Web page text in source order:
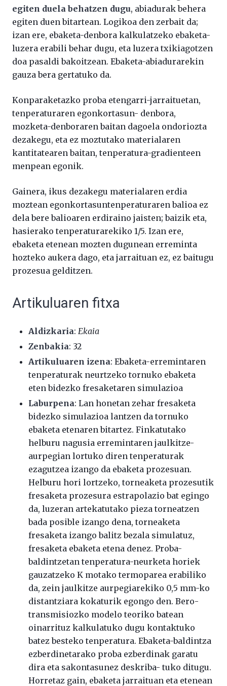
egiten duela behatzen dugu, abiadurak behera
egiten duen bitartean. Logikoa den zerbait da;
izan ere, ebaketa-denbora kalkulatzeko ebaketa-
luzera erabili behar dugu, eta luzera txikiagotzen
doa pasaldi bakoitzean. Ebaketa-abiadurarekin
gauza bera gertatuko da.
Konparaketazko proba etengarri-jarraituetan,
tenperaturaren egonkortasun- denbora,
mozketa-denboraren baitan dagoela ondoriozta
dezakegu, eta ez moztutako materialaren
kantitatearen baitan, tenperatura-gradienteen
menpean egonik.
Gainera, ikus dezakegu materialaren erdia
moztean egonkortasuntenperaturaren balioa ez
dela bere balioaren erdiraino jaisten; baizik eta,
hasierako tenperaturarekiko 1/5. Izan ere,
ebaketa etenean mozten dugunean erreminta
hozteko aukera dago, eta jarraituan ez, ez baitugu
prozesua gelditzen.
Artikuluaren fitxa
Aldizkaria: Ekaia
Zenbakia: 32
Artikuluaren izena: Ebaketa-erremintaren
tenperaturak neurtzeko tornuko ebaketa
eten bidezko fresaketaren simulazioa
Laburpena: Lan honetan zehar fresaketa
bidezko simulazioa lantzen da tornuko
ebaketa etenaren bitartez. Finkatutako
helburu nagusia erremintaren jaulkitze-
aurpegian lortuko diren tenperaturak
ezagutzea izango da ebaketa prozesuan.
Helburu hori lortzeko, torneaketa prozesutik
fresaketa prozesura estrapolazio bat egingo
da, luzeran artekatutako pieza torneatzen
bada posible izango dena, torneaketa
fresaketa izango balitz bezala simulatuz,
fresaketa ebaketa etena denez. Proba-
baldintzetan tenperatura-neurketa horiek
gauzatzeko K motako termoparea erabiliko
da, zein jaulkitze aurpegiarekiko 0,5 mm-ko
distantziara kokaturik egongo den. Bero-
transmisiozko modelo teoriko batean
oinarrituz kalkulatuko dugu kontaktuko
batez besteko tenperatura. Ebaketa-baldintza
ezberdinetarako proba ezberdinak garatu
dira eta sakontasunez deskriba- tuko ditugu.
Horretaz gain, ebaketa jarraituan eta etenean